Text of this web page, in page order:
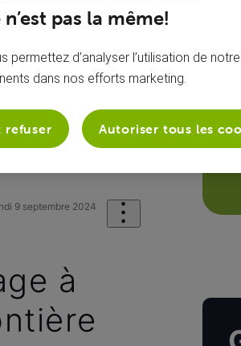
mobile
9 septembre 2024
à
pas la même!
d’analyser l’utilisation de notre
dans nos efforts marketing.
refuser Autoriser tous les